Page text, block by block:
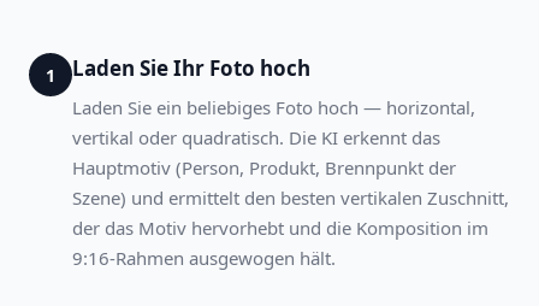
1 Laden Sie Ihr Foto hoch
Laden Sie ein beliebiges Foto hoch — horizontal,
vertikal oder quadratisch. Die KI erkennt das
Hauptmotiv (Person, Produkt, Brennpunkt der
Szene) und ermittelt den besten vertikalen Zuschnitt,
der das Motiv hervorhebt und die Komposition im
9:16-Rahmen ausgewogen hält.